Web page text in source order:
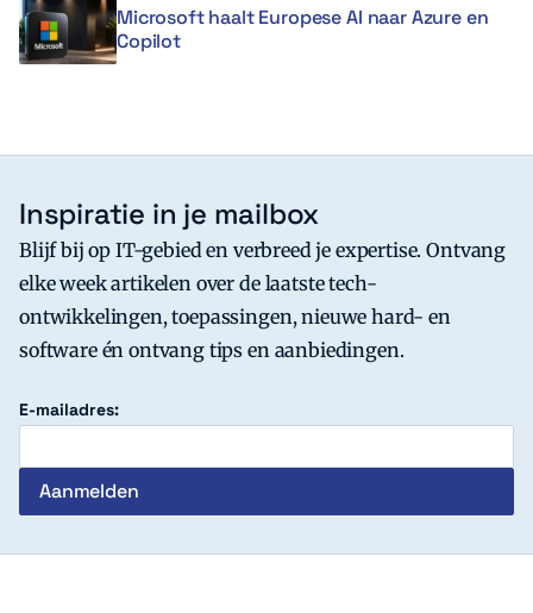
Microsoft haalt Europese AI naar Azure en
Copilot
Inspiratie in je mailbox
Blijf bij op IT-gebied en verbreed je expertise. Ontvang
elke week artikelen over de laatste tech-
ontwikkelingen, toepassingen, nieuwe hard- en
software én ontvang tips en aanbiedingen.
E-mailadres: